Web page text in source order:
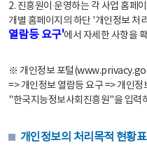
2. 진흥원이 운영하는 각 사업 홈페
개별 홈페이지의 하단 '개인정보 처
열람등 요구'에서 자세한 사항을
※ 개인정보 포털
=> 개인정보 열람등 요구 => 개인정
"한국지능정보사회진흥원"을 입력
개인정보의 처리목적 현황표